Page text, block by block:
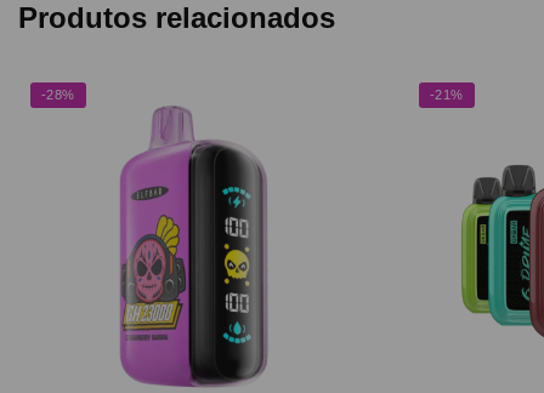
Produtos relacionados
-28% -21%